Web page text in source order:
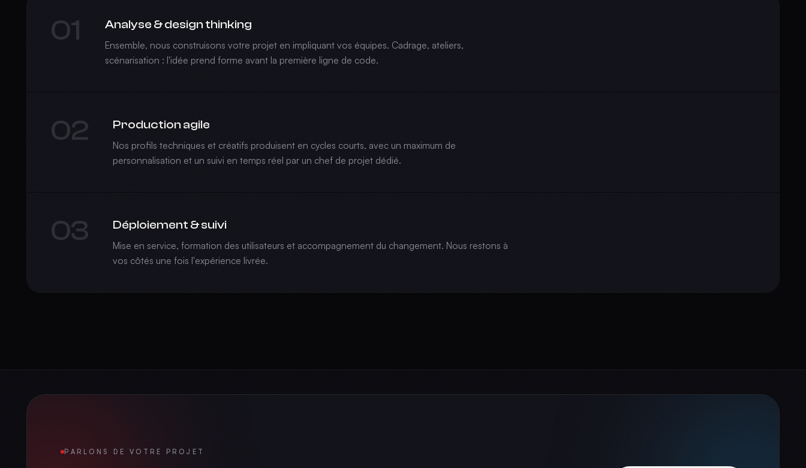
01 Analyse & design thinking
Ensemble, nous construisons votre projet en impliquant vos équipes. Cadrage, ateliers,
scénarisation : l'idée prend forme avant la première ligne de code.
02 Production agile
Nos profils techniques et créatifs produisent en cycles courts, avec un maximum de
personnalisation et un suivi en temps réel par un chef de projet dédié.
03 Déploiement & suivi
Mise en service, formation des utilisateurs et accompagnement du changement. Nous restons à
vos côtés une fois l'expérience livrée.
PARLONS DE VOTRE PROJET